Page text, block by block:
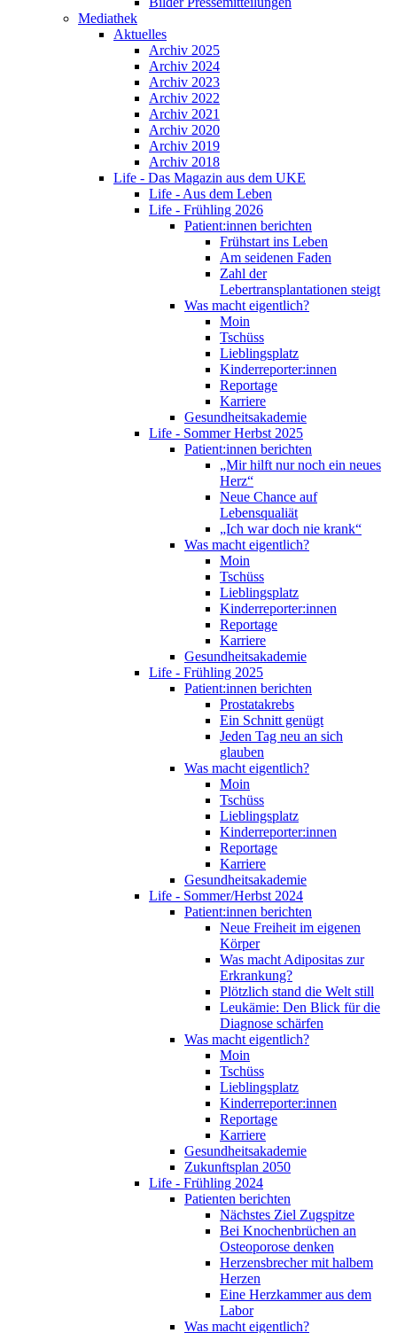
Mediathek
Aktuelles
Archiv 2025
Archiv 2024
Archiv 2023
Archiv 2022
Archiv 2021
Archiv 2020
Archiv 2019
Archiv 2018
Life - Das Magazin aus dem UKE
Life - Aus dem Leben
Life - Frühling 2026
Patient:innen berichten
Frühstart ins Leben
Am seidenen Faden
Zahl der
Lebertransplantationen steigt
Was macht eigentlich?
Moin
Tschüss
Lieblingsplatz
Kinderreporter:innen
Reportage
Karriere
Gesundheitsakademie
Life - Sommer Herbst 2025
Patient:innen berichten
„Mir hilft nur noch ein neues
Herz“
Neue Chance auf
Lebensqualiät
„Ich war doch nie krank“
Was macht eigentlich?
Moin
Tschüss
Lieblingsplatz
Kinderreporter:innen
Reportage
Karriere
Gesundheitsakademie
Life - Frühling 2025
Patient:innen berichten
Prostatakrebs
Ein Schnitt genügt
Jeden Tag neu an sich
glauben
Was macht eigentlich?
Moin
Tschüss
Lieblingsplatz
Kinderreporter:innen
Reportage
Karriere
Gesundheitsakademie
Life - Sommer/Herbst 2024
Patient:innen berichten
Neue Freiheit im eigenen
Körper
Was macht Adipositas zur
Erkrankung?
Plötzlich stand die Welt still
Leukämie: Den Blick für die
Diagnose schärfen
Was macht eigentlich?
Moin
Tschüss
Lieblingsplatz
Kinderreporter:innen
Reportage
Karriere
Gesundheitsakademie
Zukunftsplan 2050
Life - Frühling 2024
Patienten berichten
Nächstes Ziel Zugspitze
Bei Knochenbrüchen an
Osteoporose denken
Herzensbrecher mit halbem
Herzen
Eine Herzkammer aus dem
Labor
Was macht eigentlich?